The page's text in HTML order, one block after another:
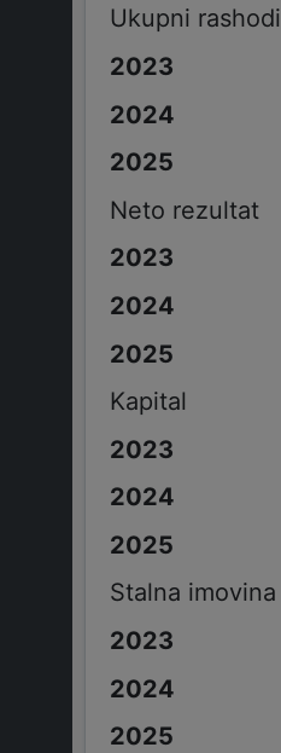
Ukupni rashodi
Neto rezultat
Kapital
Stalna imovina